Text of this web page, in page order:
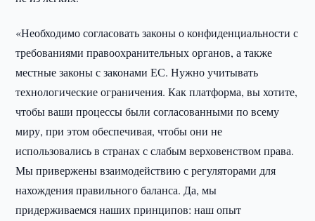
«Необходимо согласовать законы о конфиденциальности с
требованиями правоохранительных органов, а также
местные законы с законами ЕС. Нужно учитывать
технологические ограничения. Как платформа, вы хотите,
чтобы ваши процессы были согласованными по всему
миру, при этом обеспечивая, чтобы они не
использовались в странах с слабым верховенством права.
Мы привержены взаимодействию с регуляторами для
нахождения правильного баланса. Да, мы
придерживаемся наших принципов: наш опыт